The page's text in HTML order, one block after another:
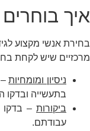
איך
בחירת אנשי מקצוע
מרכזיים שיש לקחת
ניסיון ומומחיות–
בתעשייה ובדקו
ביקורות – בדקו
עבודתם.